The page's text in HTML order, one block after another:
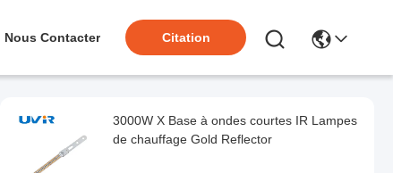
Nous Contacter Citation
3000W X Base à ondes courtes IR Lampes
de chauffage Gold Reflector